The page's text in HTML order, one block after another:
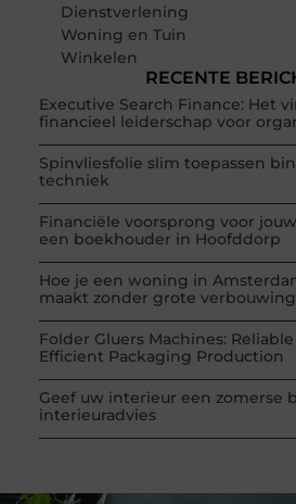
Dienstverlening
Woning en Tuin
Winkelen
RECENTE
Executive Search Finance: Het
financieel leiderschap voor
Spinvliesfolie slim toepassen
techniek
Financiële voorsprong voor
een boekhouder in Hoofddorp
Hoe je een woning in
maakt zonder grote verbouwing
Folder Gluers Machines:
Efficient Packaging Production
Geef uw interieur een zomerse
interieuradvies